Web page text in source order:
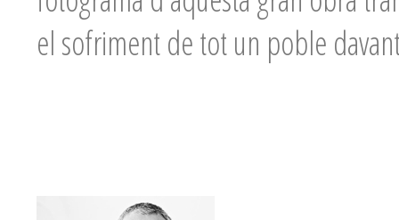
el sofriment de tot un poble